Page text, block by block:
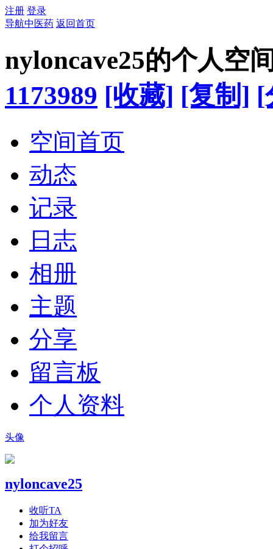
注册 登录
导航中医药 返回首页
nyloncave25的个人空
1173989 [收藏] [复制] [
空间首页
动态
记录
日志
相册
主题
分享
留言板
个人资料
头像
nyloncave25
收听TA
加为好友
给我留言